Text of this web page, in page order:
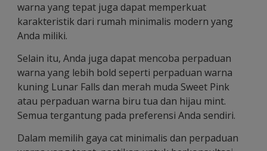
warna yang tepat juga dapat memperkuat
karakteristik dari rumah minimalis modern yang
Anda miliki.
Selain itu, Anda juga dapat mencoba perpaduan
warna yang lebih bold seperti perpaduan warna
kuning Lunar Falls dan merah muda Sweet Pink
atau perpaduan warna biru tua dan hijau mint.
Semua tergantung pada preferensi Anda sendiri.
Dalam memilih gaya cat minimalis dan perpaduan